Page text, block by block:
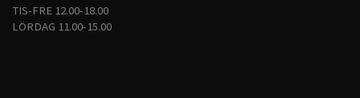
TIS-FRE 12.00-18.00
LÖRDAG 11.00-15.00